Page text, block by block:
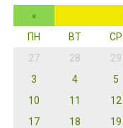
«
ПН
ВТ СР
27
28 29
3
4 5
10
11 12
17
18 19